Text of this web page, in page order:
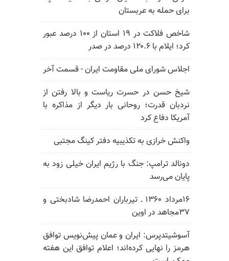
برای حمله به عربستان
شاخص فلاکت در ۱۹ استان از ۱۰۰ درصد عبور
کرد؛ ایلام با ۱۲۰.۶ درصد در صدر
اجلاس شورای ملی مقاومت ایران - قسمت آخر
شیخ حسن در حسرت ریاست و بالا رفتن از
نردبان قدرت؛ روحانی بار دیگر از مذاکره با
آمریکا دفاع کرد
واکنش خرازی به تکذیبیه دفتر کینگ مجتبی
دونالد ترامپ: جنگ با رژیم ایران خیلی زود به
پایان می‌رسد
۱۶مرداد ۱۳۶۰ ـ تیرباران احمدرضا شادبختی و
۳۷مجاهد در اوین
آسوشیتدپرس: ایران و عمان پیش‌نویس توافق
هرمز را نهایی کرده‌اند؛ اعلام توافق این هفته